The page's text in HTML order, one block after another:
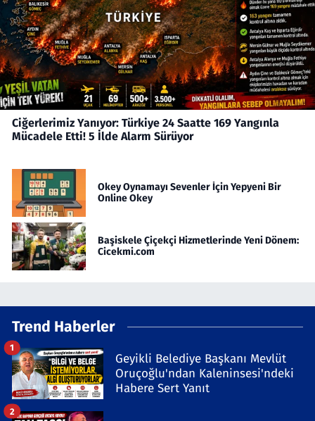
Ciğerlerimiz Yanıyor: Türkiye 24 Saatte 169 Yangınla
Mücadele Etti! 5 İlde Alarm Sürüyor
Okey Oynamayı Sevenler İçin Yepyeni Bir
Online Okey
Başiskele Çiçekçi Hizmetlerinde Yeni Dönem:
Cicekmi.com
Trend Haberler
Geyikli Belediye Başkanı Mevlüt
Oruçoğlu'ndan Kaleninsesi'ndeki
Habere Sert Yanıt
1
2